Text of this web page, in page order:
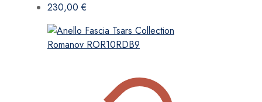
230,00€